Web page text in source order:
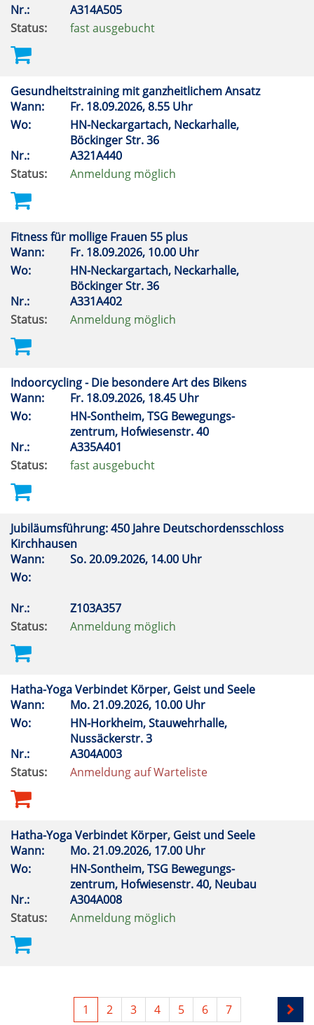
Nr.:
A314A505
Status:
fast ausgebucht
Gesundheitstraining mit ganzheitlichem Ansatz
Wann:
Fr. 18.09.2026, 8.55 Uhr
Wo:
HN-Neckargartach, Neckarhalle,
Böckinger Str. 36
Nr.:
A321A440
Status:
Anmeldung möglich
Fitness für mollige Frauen 55 plus
Wann:
Fr. 18.09.2026, 10.00 Uhr
Wo:
HN-Neckargartach, Neckarhalle,
Böckinger Str. 36
Nr.:
A331A402
Status:
Anmeldung möglich
Indoorcycling - Die besondere Art des Bikens
Wann:
Fr. 18.09.2026, 18.45 Uhr
Wo:
HN-Sontheim, TSG Bewegungs-
zentrum, Hofwiesenstr. 40
Nr.:
A335A401
Status:
fast ausgebucht
Jubiläumsführung: 450 Jahre Deutschordensschloss
Kirchhausen
Wann:
So.20.09.2026, 14.00 Uhr
Wo:
Nr.:
Z103A357
Status:
Anmeldung möglich
Hatha-Yoga Verbindet Körper, Geist und Seele
Wann:
Mo.21.09.2026, 10.00 Uhr
Wo:
HN-Horkheim, Stauwehrhalle,
Nussäckerstr. 3
Nr.:
A304A003
Status:
Anmeldung auf Warteliste
Hatha-Yoga Verbindet Körper, Geist und Seele
Wann:
Mo.21.09.2026, 17.00 Uhr
Wo:
HN-Sontheim, TSG Bewegungs-
zentrum, Hofwiesenstr. 40, Neubau
Nr.:
A304A008
Status:
Anmeldung möglich
1 2 3 4 5 6 7